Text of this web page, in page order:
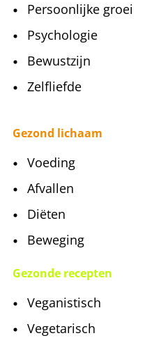
Persoonlijke groei
Psychologie
Bewustzijn
Zelfliefde
Gezond lichaam
Voeding
Afvallen
Diëten
Beweging
Gezonde recepten
Veganistisch
Vegetarisch